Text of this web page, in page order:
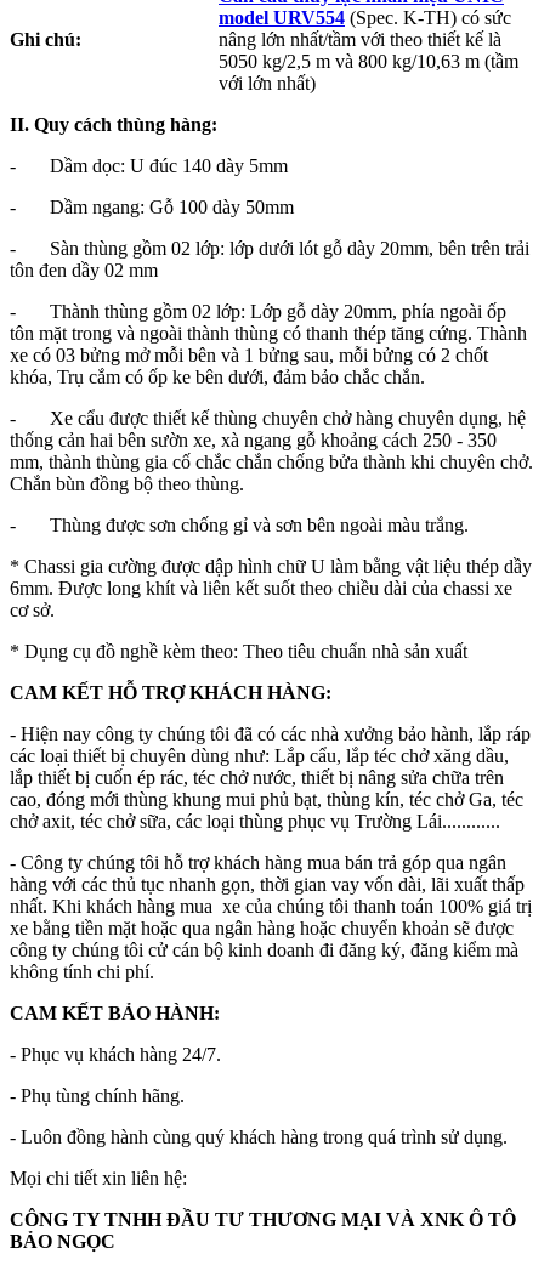
Ghi chú:
model URV554 (Spec. K-TH) có sức
nâng lớn nhất/tầm với theo thiết kế là
5050 kg/2,5 m và 800 kg/10,63 m (tầm
với lớn nhất)
II. Quy cách thùng hàng:
- Dầm dọc: U đúc 140 dày 5mm
- Dầm ngang: Gỗ 100 dày 50mm
- Sàn thùng gồm 02 lớp: lớp dưới lót gỗ dày 20mm, bên trên trải
tôn đen dầy 02 mm
- Thành thùng gồm 02 lớp: Lớp gỗ dày 20mm, phía ngoài ốp
tôn mặt trong và ngoài thành thùng có thanh thép tăng cứng. Thành
xe có 03 bửng mở mỗi bên và 1 bửng sau, mỗi bửng có 2 chốt
khóa, Trụ cắm có ốp ke bên dưới, đảm bảo chắc chắn.
- Xe cẩu được thiết kế thùng chuyên chở hàng chuyên dụng, hệ
thống cản hai bên sườn xe, xà ngang gỗ khoảng cách 250 - 350
mm, thành thùng gia cố chắc chắn chống bửa thành khi chuyên chở.
Chắn bùn đồng bộ theo thùng.
- Thùng được sơn chống gỉ và sơn bên ngoài màu trắng.
* Chassi gia cường được dập hình chữ U làm bằng vật liệu thép dầy
6mm. Được long khít và liên kết suốt theo chiều dài của chassi xe
cơ sở.
* Dụng cụ đồ nghề kèm theo: Theo tiêu chuẩn nhà sản xuất
CAM KẾT HỖ TRỢ KHÁCH HÀNG:
- Hiện nay công ty chúng tôi đã có các nhà xưởng bảo hành, lắp ráp
các loại thiết bị chuyên dùng như: Lắp cẩu, lắp téc chở xăng dầu,
lắp thiết bị cuốn ép rác, téc chở nước, thiết bị nâng sửa chữa trên
cao, đóng mới thùng khung mui phủ bạt, thùng kín, téc chở Ga, téc
chở axit, téc chở sữa, các loại thùng phục vụ Trường Lái............
- Công ty chúng tôi hỗ trợ khách hàng mua bán trả góp qua ngân
hàng với các thủ tục nhanh gọn, thời gian vay vốn dài, lãi xuất thấp
nhất. Khi khách hàng mua xe của chúng tôi thanh toán 100% giá trị
xe bằng tiền mặt hoặc qua ngân hàng hoặc chuyển khoản sẽ được
công ty chúng tôi cử cán bộ kinh doanh đi đăng ký, đăng kiểm mà
không tính chi phí.
CAM KẾT BẢO HÀNH:
- Phục vụ khách hàng 24/7.
- Phụ tùng chính hãng.
- Luôn đồng hành cùng quý khách hàng trong quá trình sử dụng.
Mọi chi tiết xin liên hệ:
CÔNG TY TNHH ĐẦU TƯ THƯƠNG MẠI VÀ XNK Ô TÔ
BẢO NGỌC